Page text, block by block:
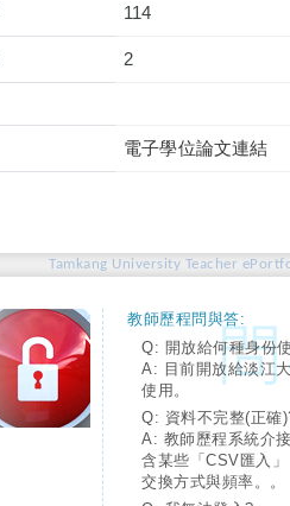
114
2
電子學位論文連結
Tamkang University Teacher
教師歷程問與答:
Q: 開放給何種身份
A: 目前開放給淡江
使用。
Q: 資料不完整(正確
A: 教師歷程系統介
含某些「CSV匯入
交換方式與頻率。。